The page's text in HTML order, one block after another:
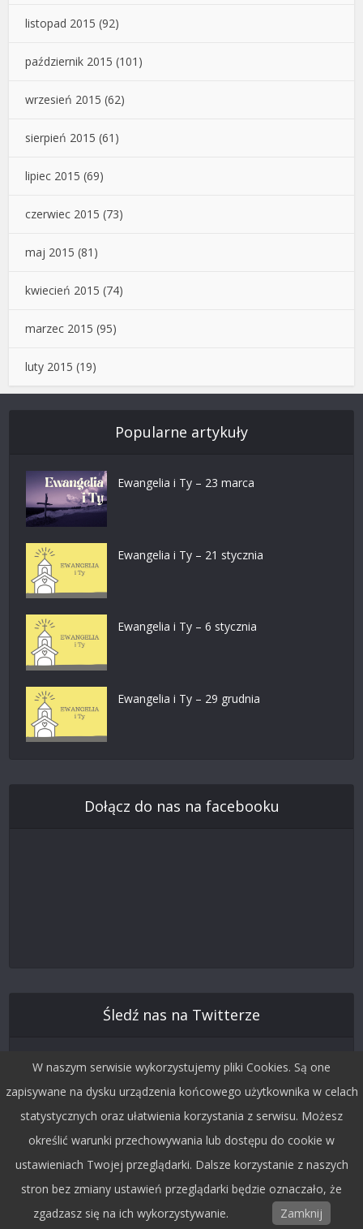
listopad 2015 (92)
październik 2015 (101)
wrzesień 2015 (62)
sierpień 2015 (61)
lipiec 2015 (69)
czerwiec 2015 (73)
maj 2015 (81)
kwiecień 2015 (74)
marzec 2015 (95)
luty 2015 (19)
Popularne artykuły
Ewangelia i Ty – 23 marca
Ewangelia i Ty – 21 stycznia
Ewangelia i Ty – 6 stycznia
Ewangelia i Ty – 29 grudnia
Dołącz do nas na facebooku
Śledź nas na Twitterze
Copyright © 2015 by Dobra Fala.
W naszym serwisie wykorzystujemy pliki Cookies. Są one
zapisywane na dysku urządzenia końcowego użytkownika w celach
statystycznych oraz ułatwienia korzystania z serwisu. Możesz
określić warunki przechowywania lub dostępu do cookie w
ustawieniach Twojej przeglądarki. Dalsze korzystanie z naszych
stron bez zmiany ustawień przeglądarki będzie oznaczało, że
zgadzasz się na ich wykorzystywanie.
Zamknij